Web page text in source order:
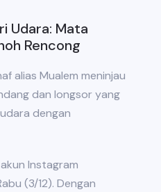
Udara: Mata
Rencong
alias Mualem meninjau
dan longsor yang
dengan
Instagram
(3/12). Dengan